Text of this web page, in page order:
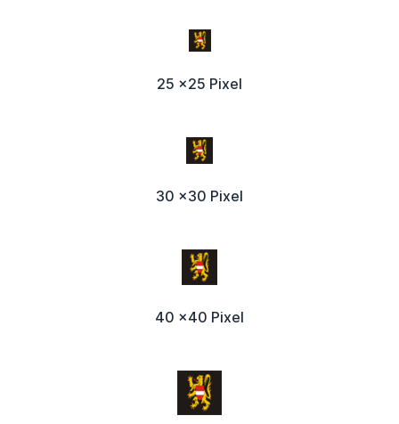
25 x25 Pixel
30 x30 Pixel
40 x40 Pixel